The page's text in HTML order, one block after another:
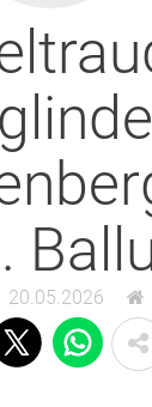
20.05.2026